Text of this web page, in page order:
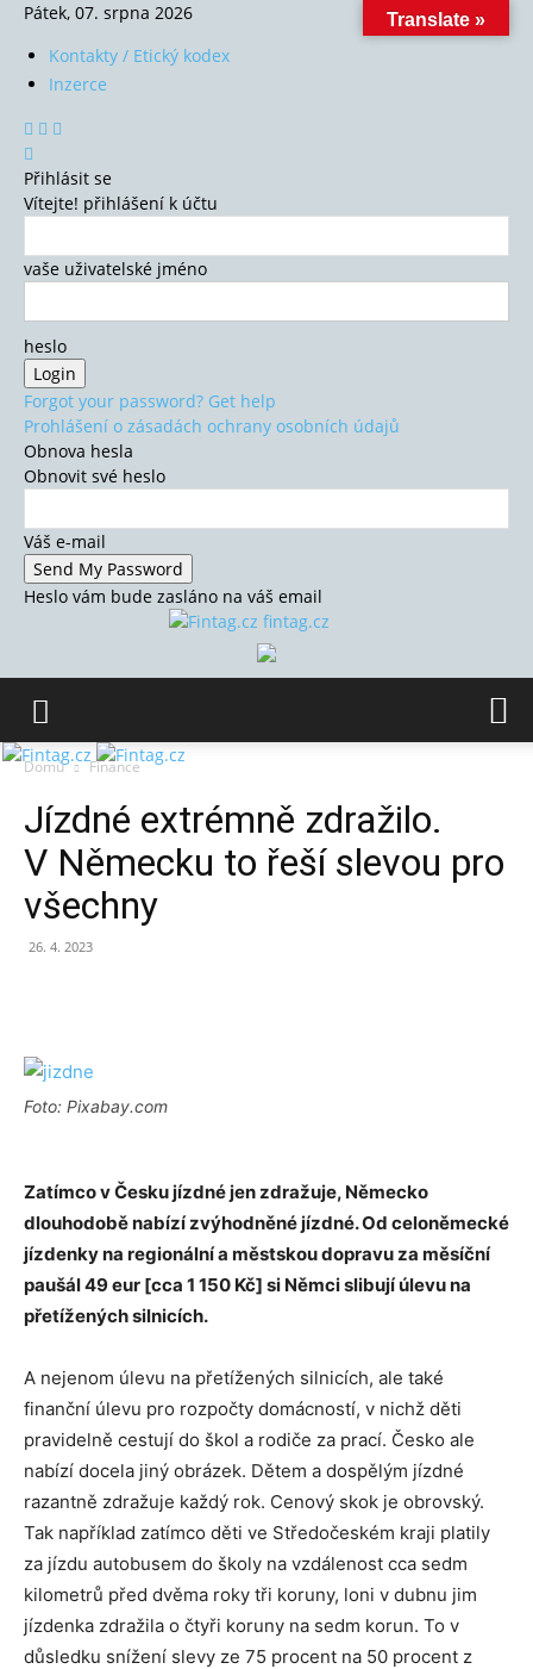
Pátek, 07. srpna 2026
Kontakty / Etický kodex
Inzerce
Přihlásit se
Vítejte! přihlášení k účtu
vaše uživatelské jméno
heslo
Forgot your password? Get help
Prohlášení o zásadách ochrany osobních údajů
Obnova hesla
Obnovit své heslo
Váš e-mail
Heslo vám bude zasláno na váš email
fintag.cz
Domů Finance
Jízdné extrémně zdražilo.
V Německu to řeší slevou pro
všechny
26. 4. 2023
Foto: Pixabay.com
Zatímco v Česku jízdné jen zdražuje, Německo
dlouhodobě nabízí zvýhodněné jízdné. Od celoněmecké
jízdenky na regionální a městskou dopravu za měsíční
paušál 49 eur [cca 1 150 Kč] si Němci slibují úlevu na
přetížených silnicích.
A nejenom úlevu na přetížených silnicích, ale také
finanční úlevu pro rozpočty domácností, v nichž děti
pravidelně cestují do škol a rodiče za prací. Česko ale
nabízí docela jiný obrázek. Dětem a dospělým jízdné
razantně zdražuje každý rok. Cenový skok je obrovský.
Tak například zatímco děti ve Středočeském kraji platily
za jízdu autobusem do školy na vzdálenost cca sedm
kilometrů před dvěma roky tři koruny, loni v dubnu jim
jízdenka zdražila o čtyři koruny na sedm korun. To v
důsledku snížení slevy ze 75 procent na 50 procent z
Translate »